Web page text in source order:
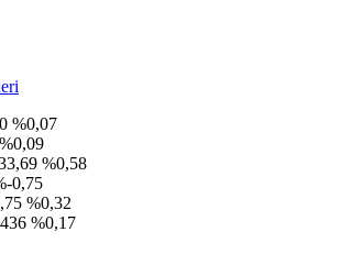
%0,07
%0,09
%0,58
0,75
%0,32
%0,17